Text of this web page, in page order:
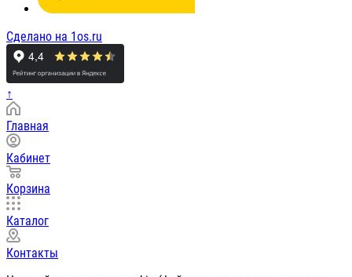
Сделано на 1os.ru
↑
Главная
Кабинет
Корзина
Каталог
Контакты